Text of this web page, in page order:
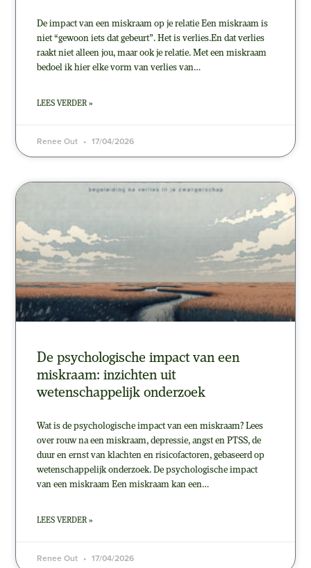
De impact van een miskraam op je relatie Een miskraam is
niet “gewoon iets dat gebeurt”. Het is verlies.En dat verlies
raakt niet alleen jou, maar ook je relatie. Met een miskraam
bedoel ik hier elke vorm van verlies van…
LEES VERDER »
Renee Out 17/04/2026
De psychologische impact van een
miskraam: inzichten uit
wetenschappelijk onderzoek
Wat is de psychologische impact van een miskraam? Lees
over rouw na een miskraam, depressie, angst en PTSS, de
duur en ernst van klachten en risicofactoren, gebaseerd op
wetenschappelijk onderzoek. De psychologische impact
van een miskraam Een miskraam kan een…
LEES VERDER »
Renee Out 17/04/2026